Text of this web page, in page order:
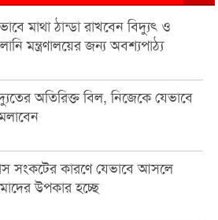
মাথা ঠান্ডা রাখবেন বিদ্যুৎ ও
মন্ত্রণালয়ের জন্য অবশ্যপাঠ্য
অতিরিক্ত বিল, নিজেকে যেভাবে
সংকটের কারণে যেভাবে আসলে
উপকার হচ্ছে